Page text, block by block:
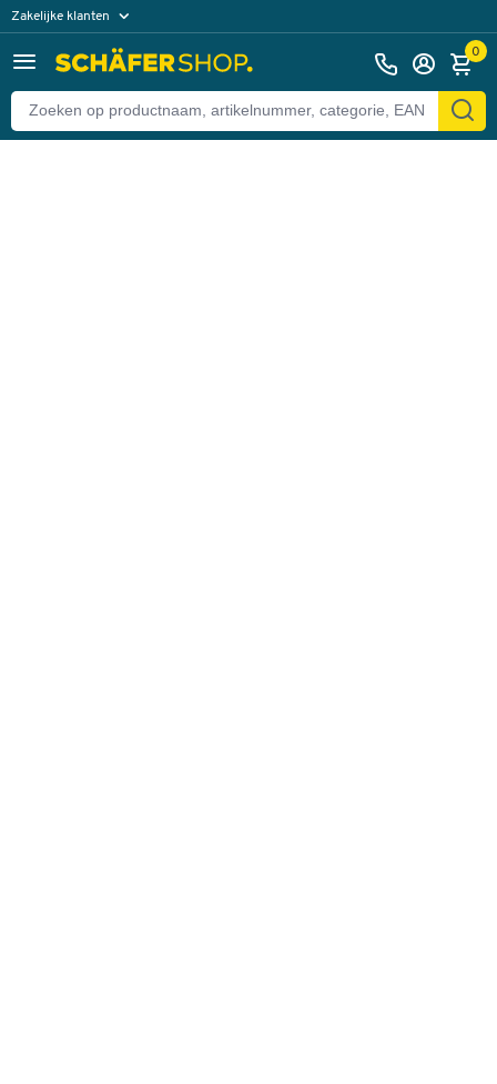
Zakelijke klanten
Particuliere klanten 0
Terug